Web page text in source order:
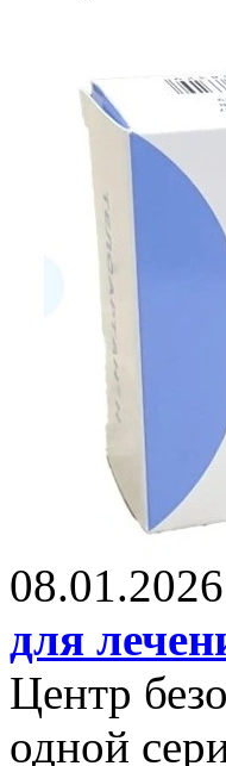
08.01.2026
для
Центр
одной